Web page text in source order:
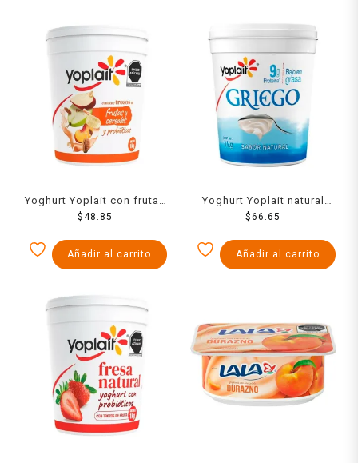
Yoghurt Yoplait con frutas
y cereales 1 kg
$48.85
Añadir al carrito
Yoghurt Yoplait natural
bajo en grasa 1 kg
$66.65
Añadir al carrito